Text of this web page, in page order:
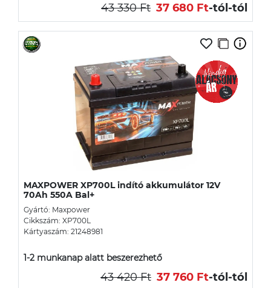
43 330 Ft 37 680 Ft-tól-tól
MAXPOWER XP700L indító akkumulátor 12V
70Ah 550A Bal+
Gyártó: Maxpower
Cikkszám: XP700L
Kártyaszám: 21248981
1-2 munkanap alatt beszerezhető
43 420 Ft 37 760 Ft-tól-tól